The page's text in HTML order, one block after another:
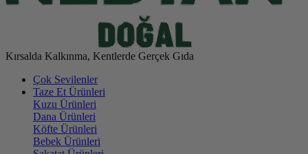
Kırsalda Kalkınma, Kentlerde Gerçek Gıda
Çok Sevilenler
Taze Et Ürünleri
Kuzu Ürünleri
Dana Ürünleri
Köfte Ürünleri
Bebek Ürünleri